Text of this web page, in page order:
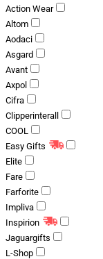
Action Wear
Altom
Aodaci
Asgard
Avant
Axpol
Cifra
Clipperinterall
COOL
Easy Gifts
Elite
Fare
Farforite
Impliva
Inspirion
Jaguargifts
L-Shop